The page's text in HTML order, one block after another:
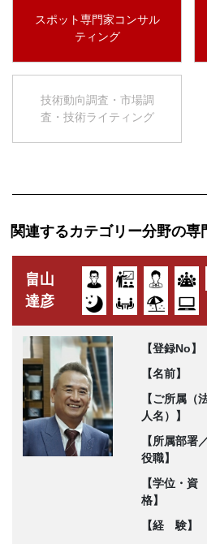
スポット専門家コンサル
ティング
技術動向調査・市場調
査・技術ライティング
関連するカテゴリー分野の専
畠山
達彦
【登録No】
【名前】
【ご所属（
人名）】
【所属部署
役職】
【学位・資
格】
【経 験】